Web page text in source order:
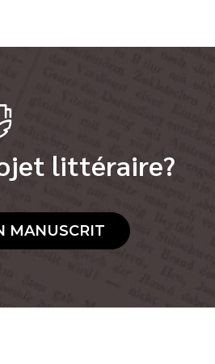
littéraire?
MANUSCRIT